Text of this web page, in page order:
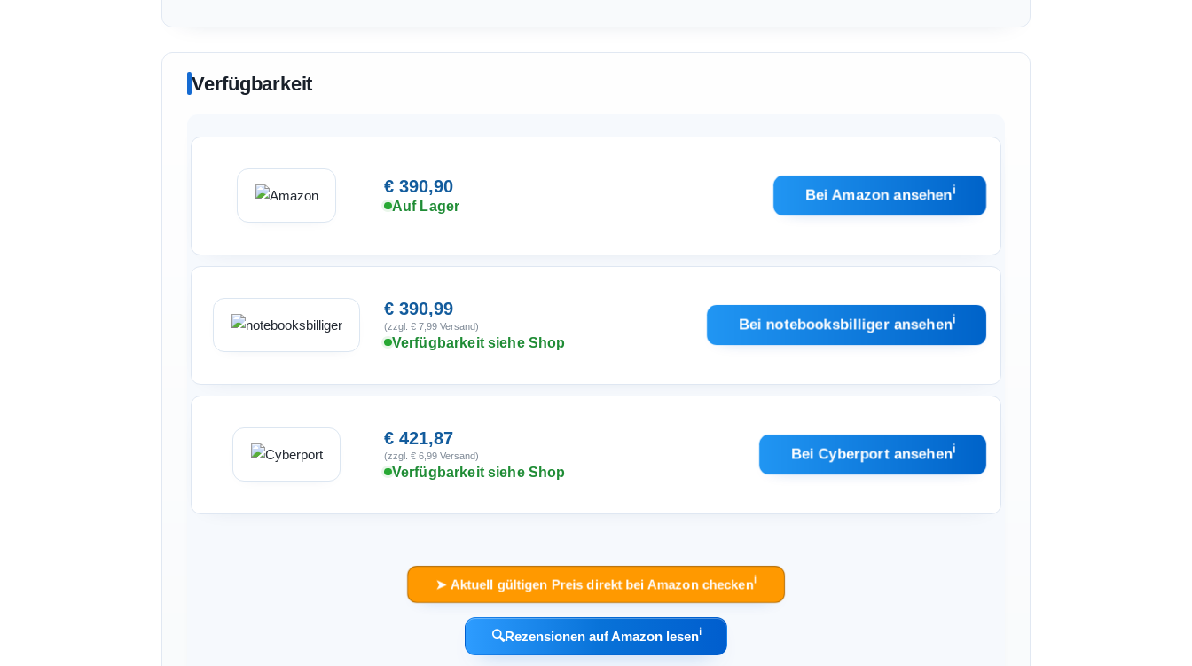
Verfügbarkeit
€ 390,90
Auf Lager
Bei Amazon ansehenℹ︎
€ 390,99
(zzgl. € 7,99 Versand)
Verfügbarkeit siehe Shop
Bei notebooksbilliger ansehenℹ︎
€ 421,87
(zzgl. € 6,99 Versand)
Verfügbarkeit siehe Shop
Bei Cyberport ansehenℹ︎
➤ Aktuell gültigen Preis direkt bei Amazon checkenℹ︎
🔍Rezensionen auf Amazon lesenℹ︎